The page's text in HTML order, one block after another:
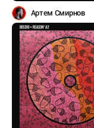
Артем Смирнов